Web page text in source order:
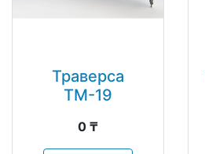
Траверса
ТМ-19
0 ₸